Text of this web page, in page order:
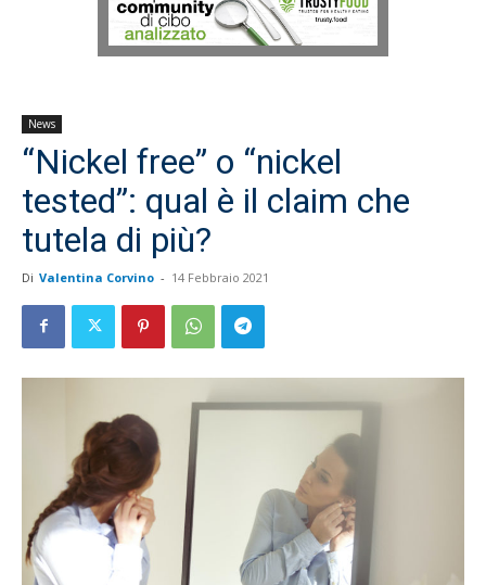
Salvagente
News
“Nickel free” o “nickel
tested”: qual è il claim che
tutela di più?
Di Valentina Corvino - 14 Febbraio 2021